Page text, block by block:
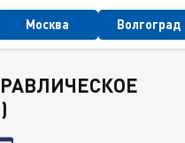
Москва Волгоград
масло HLP 46 (200л)